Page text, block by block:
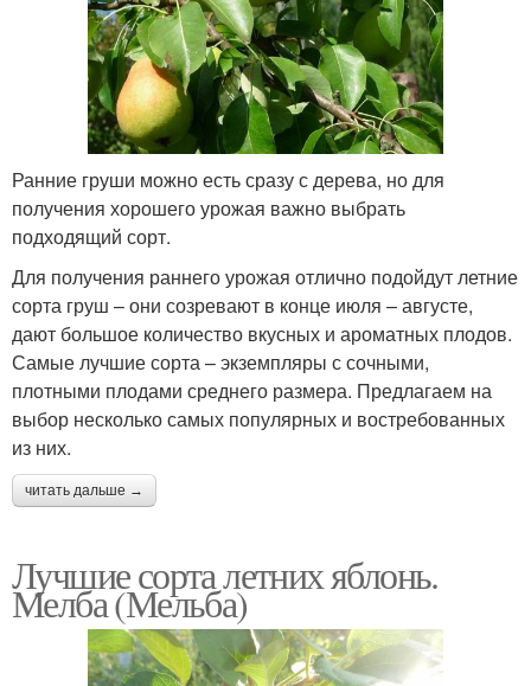
Ранние груши можно есть сразу с дерева, но для
получения хорошего урожая важно выбрать
подходящий сорт.
Для получения раннего урожая отлично подойдут летние
сорта груш – они созревают в конце июля – августе,
дают большое количество вкусных и ароматных плодов.
Самые лучшие сорта – экземпляры с сочными,
плотными плодами среднего размера. Предлагаем на
выбор несколько самых популярных и востребованных
из них.
читать дальше →
Лучшие сорта летних яблонь.
Мелба (Мельба)